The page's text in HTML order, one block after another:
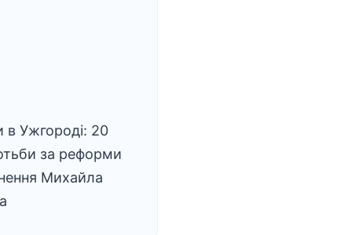
в Ужгороді: 20
за реформи
Михайла